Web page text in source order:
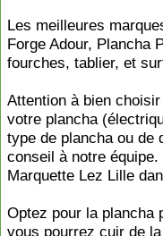
Les meilleures
Forge Adour, Plancha
fourches, tablier, et
Attention à bien
votre plancha
type de plancha ou de
conseil à notre
Marquette Lez Lille
Optez pour la plancha
vous pourrez cuir de